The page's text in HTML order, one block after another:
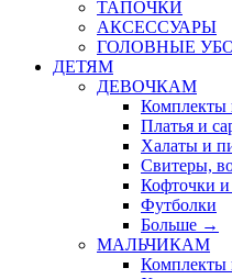
ТАПОЧКИ
АКСЕССУАРЫ
ГОЛОВНЫЕ
ДЕТЯМ
ДЕВОЧКАМ
Комплекты
Платья и
Халаты и
Свитеры,
Кофточки
Футболки
Больше →
МАЛЬЧИКАМ
Комплекты